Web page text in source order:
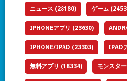
ニュース (28180) ゲーム
IPHONEアプリ (23630)
IPHONE/IPAD (23303) IPAD
無料アプリ (18334) モンスタ